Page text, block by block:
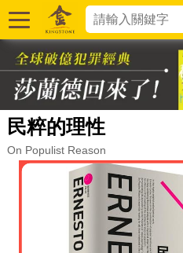
民粹的理性
On Populist Reason